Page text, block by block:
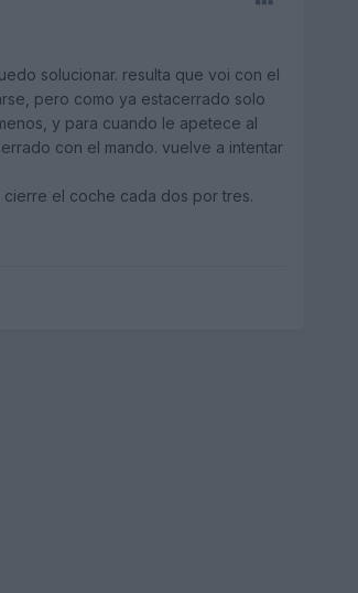
solucionar. resulta que voi con el
pero como ya estacerrado solo
y para cuando le apetece al
con el mando. vuelve a intentar
el coche cada dos por tres.